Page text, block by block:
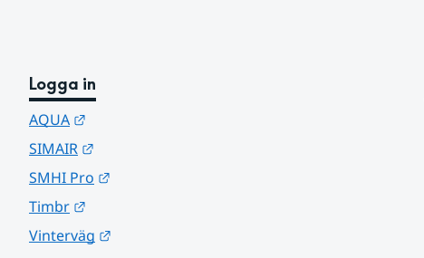
Logga in
AQUA
SIMAIR
SMHI Pro
Timbr
Vinterväg